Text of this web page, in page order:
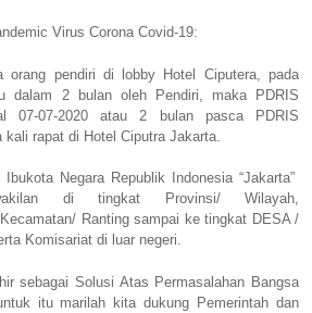
Virus Corona Covid-19:
orang pendiri di lobby Hotel Ciputera, pada
dalam 2 bulan oleh Pendiri, maka PDRIS
07-07-2020 atau 2 bulan pasca PDRIS
kali rapat di Hotel Ciputra Jakarta.
Negara Republik Indonesia “Jakarta”
di tingkat Provinsi/ Wilayah,
Ranting sampai ke tingkat DESA /
Komisariat di luar negeri.
sebagai Solusi Atas Permasalahan Bangsa
itu marilah kita dukung Pemerintah dan